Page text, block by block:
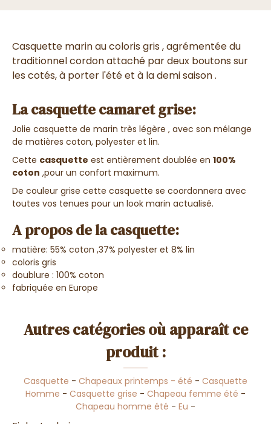
Casquette marin au coloris gris , agrémentée du
traditionnel cordon attaché par deux boutons sur
les cotés, à porter l'été et à la demi saison .
La casquette camaret grise:
Jolie casquette de marin très légère , avec son mélange
de matières coton, polyester et lin.
Cette casquette est entièrement doublée en 100%
coton ,pour un confort maximum.
De couleur grise cette casquette se coordonnera avec
toutes vos tenues pour un look marin actualisé.
A propos de la casquette:
matière: 55% coton ,37% polyester et 8% lin
coloris gris
doublure : 100% coton
fabriquée en Europe
Autres catégories où apparaît ce
produit :
Casquette - Chapeaux printemps - été - Casquette
Homme - Casquette grise - Chapeau femme été -
Chapeau homme été - Eu -